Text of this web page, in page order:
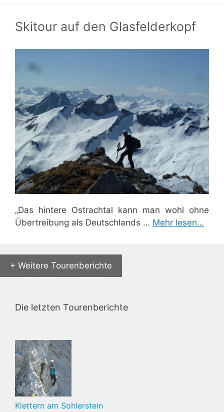
Skitour auf den Glasfelderkopf
„Das hintere Ostrachtal kann man wohl ohne
Übertreibung als Deutschlands … Mehr lesen…
+ Weitere Tourenberichte
Die letzten Tourenberichte
Klettern am Sohlerstein